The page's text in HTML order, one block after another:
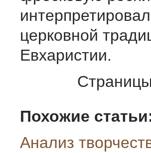
церковной
Евхаристии.
Похожие
Анализ